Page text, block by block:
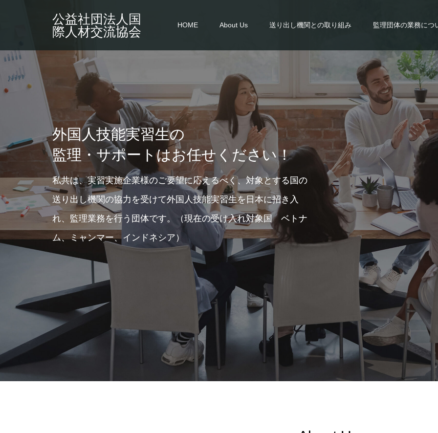
公益社団法人国
際人材交流協会
HOME About Us 送り出し機関との取り組み 監理団体の業務につ
外国人技能実習生の
監理・サポートはお任せください！
私共は、実習実施企業様のご要望に応えるべく、対象とする国の
送り出し機関の協力を受けて外国人技能実習生を日本に招き入
れ、監理業務を行う団体です。（現在の受け入れ対象国 ベトナ
ム、ミャンマー、インドネシア）